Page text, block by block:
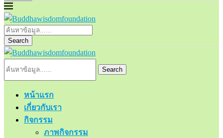
Search
Search
หน้าแรก
เกี่ยวกับเรา
กิจกรรม
ภาพกิจกรรม